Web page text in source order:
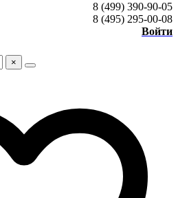
8 (499) 390-90-05
8 (495) 295-00-08
Войти
×